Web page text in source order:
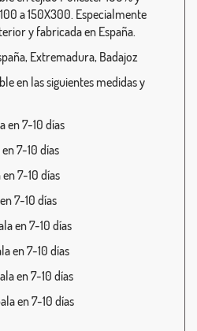
a 150X300. Especialmente
y fabricada en España.
Extremadura, Badajoz
en las siguientes medidas y
en 7-10 días
7-10 días
7-10 días
7-10 días
en 7-10 días
en 7-10 días
en 7-10 días
en 7-10 días